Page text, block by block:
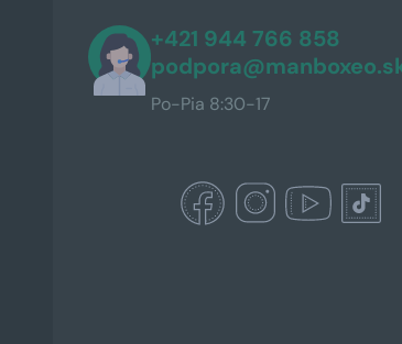
+421 944 766 858
Po-Pia 8:30-17